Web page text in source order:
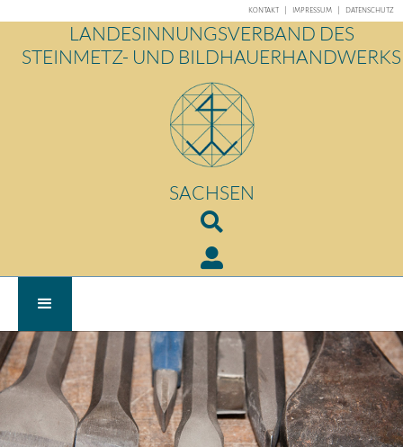
KONTAKT IMPRESSUM DATENSCHUTZ
LANDESINNUNGSVERBAND DES
STEINMETZ- UND BILDHAUERHANDWERKS
SACHSEN

